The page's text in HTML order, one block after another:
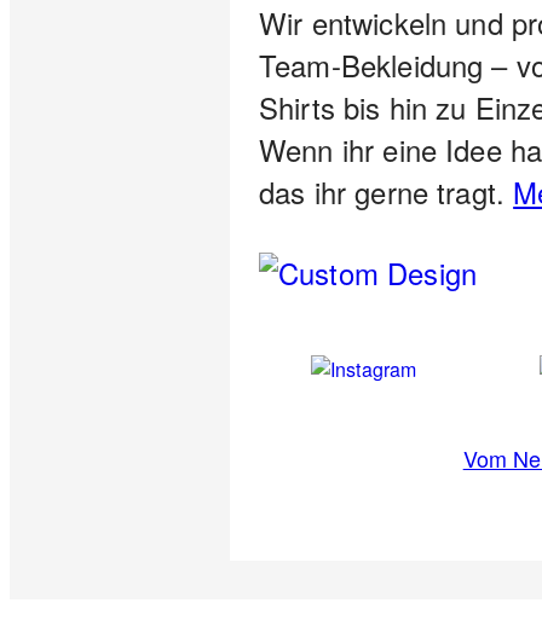
Wir entwickeln und
Team-Bekleidung –
Shirts bis hin zu
Wenn ihr eine Idee
das ihr gerne tragt.
Vom